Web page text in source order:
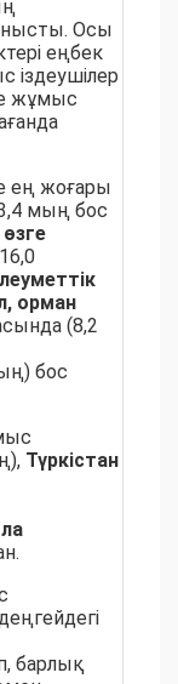
Осы
еңбек
іздеушілер
жұмыс
ең жоғары
мың бос
өзге
орман
(8,2
бос
Түркістан
барлық